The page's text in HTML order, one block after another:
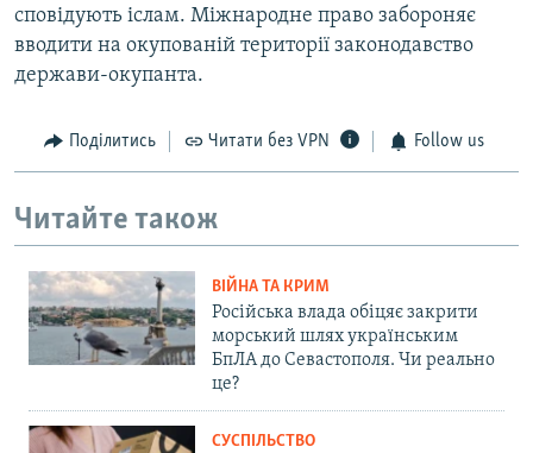
сповідують іслам. Міжнародне право забороняє
вводити на окупованій території законодавство
держави-окупанта.
Поділитись Читати без VPN Follow us
Читайте також
ВІЙНА ТА КРИМ
Російська влада обіцяє закрити
морський шлях українським
БпЛА до Севастополя. Чи реально
це?
СУСПІЛЬСТВО